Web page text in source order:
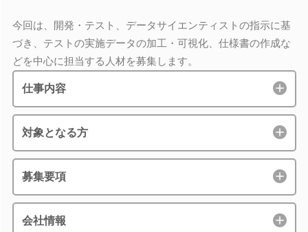
今回は、開発・テスト、データサイエンティストの指示に基
づき、テストの実施データの加工・可視化、仕様書の作成な
どを中心に担当する人材を募集します。
仕事内容
対象となる方
募集要項
会社情報